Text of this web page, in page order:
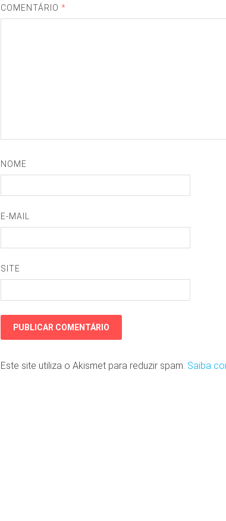
COMENTÁRIO*
NOME
E-MAIL
SITE
Este site utiliza o Akismet para reduzir spam. Saiba